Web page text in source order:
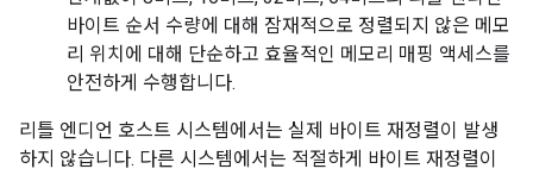
바이트 순서 수량에 대해 잠재적으로 정렬되지 않은 메모
리 위치에 대해 단순하고 효율적인 메모리 매핑 액세스를
안전하게 수행합니다.
리틀 엔디언 호스트 시스템에서는 실제 바이트 재정렬이 발생
하지 않습니다. 다른 시스템에서는 적절하게 바이트 재정렬이